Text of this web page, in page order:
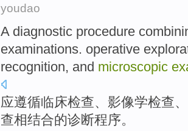
youdao
A diagnostic procedure
examinations. operative
recognition, and microscopic
应遵循临床检查、 影像学检查、
查相结合的诊断程序。